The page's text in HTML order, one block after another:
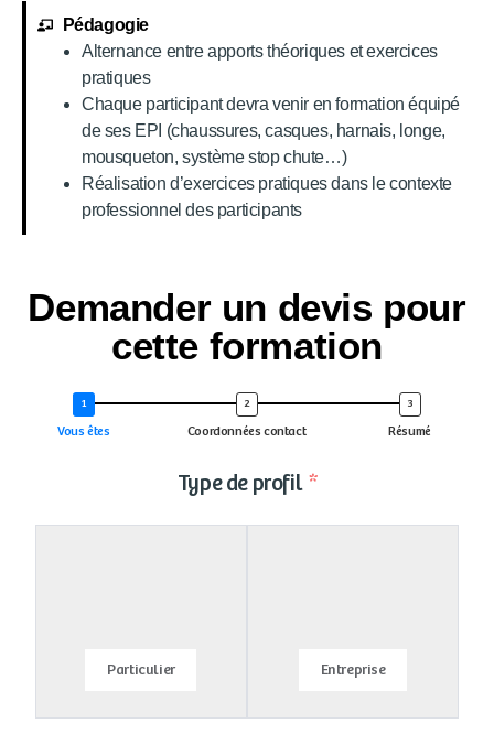
Pédagogie
Alternance entre apports théoriques et exercices
pratiques
Chaque participant devra venir en formation équipé
de ses EPI (chaussures, casques, harnais, longe,
mousqueton, système stop chute…)
Réalisation d’exercices pratiques dans le contexte
professionnel des participants
Demander un devis pour
cette formation
Vous êtes Coordonnées contact Résumé
Type de profil
Particulier Entreprise